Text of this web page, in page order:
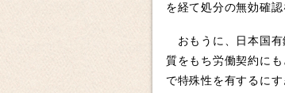
を経て処分の無効確
おもうに、日本国有
質をもち労働契約に
で特殊性を有するに